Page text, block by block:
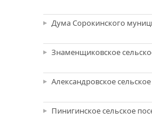
Дума Сорокинского
Знаменщиковское
Александровское
Пинигинское сельское